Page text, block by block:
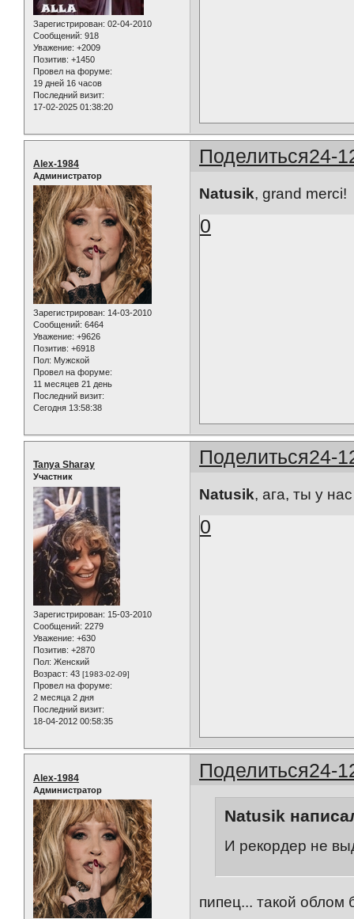
Зарегистрирован: 02-04-2010
Сообщений: 918
Уважение: +2009
Позитив: +1450
Провел на форуме:
19 дней 16 часов
Последний визит:
17-02-2025 01:38:20
Поделиться24-
Alex-1984
Администратор
Зарегистрирован: 14-03-2010
Сообщений: 6464
Уважение: +9626
Позитив: +6918
Пол: Мужской
Провел на форуме:
11 месяцев 21 день
Последний визит:
Сегодня 13:58:38
Natusik, grand merci!
0
Поделиться24-
Tanya Sharay
Участник
Зарегистрирован: 15-03-2010
Сообщений: 2279
Уважение: +630
Позитив: +2870
Пол: Женский
Возраст: 43 [1983-02-09]
Провел на форуме:
2 месяца 2 дня
Последний визит:
18-04-2012 00:58:35
Natusik, ага, ты у
0
Поделиться24-
Alex-1984
Администратор
Natusik
И рекордер не
пипец... такой облом